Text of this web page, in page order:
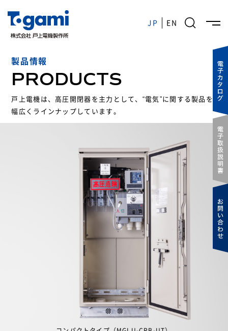
JP EN
戸上電機の強み
製品情報
企業情報
JP EN
製品情報
PRODUCTS
戸上電機は、高圧開閉器を主力として、 “電気”に関する製品を
幅広くラインナップしています。